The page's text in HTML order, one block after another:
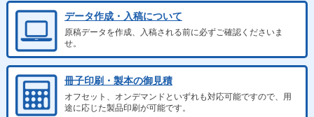
データ作成・入稿について
原稿データを作成、入稿される前に必ずご確認くださいま
せ。
冊子印刷・製本の御見積
オフセット、オンデマンドといずれも対応可能ですので、用
途に応じた製品印刷が可能です。